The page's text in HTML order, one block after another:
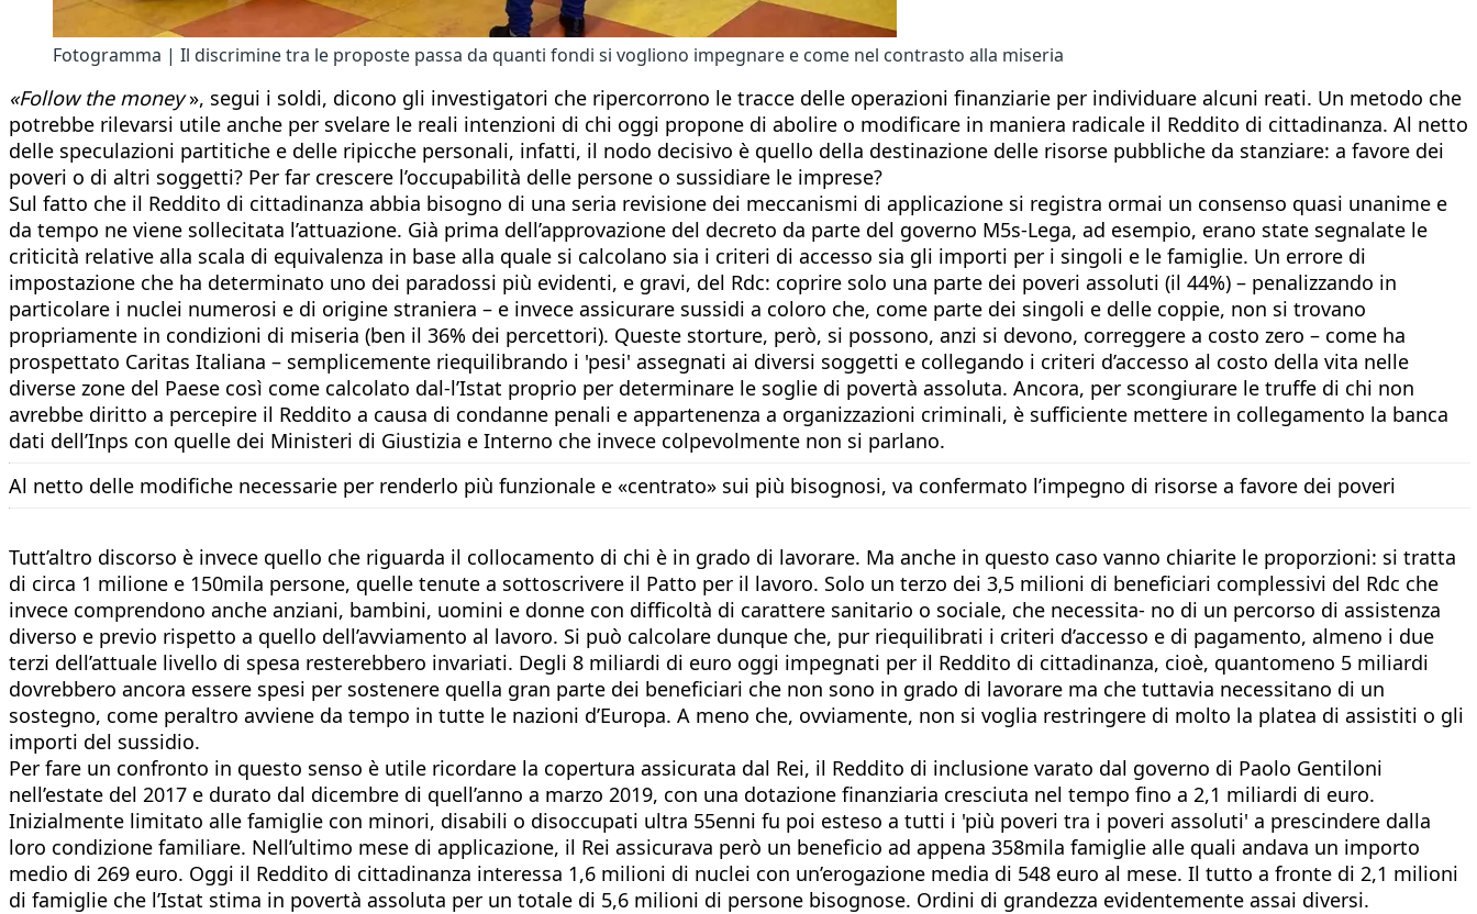
Fotogramma | Il discrimine tra le proposte passa da quanti fondi si vogliono impegnare e come nel contrasto alla miseria
«Follow the money», segui i soldi, dicono gli investigatori che ripercorrono le tracce delle operazioni finanziarie per individuare alcuni reati. Un metodo che
potrebbe rilevarsi utile anche per svelare le reali intenzioni di chi oggi propone di abolire o modificare in maniera radicale il Reddito di cittadinanza. Al netto
delle speculazioni partitiche e delle ripicche personali, infatti, il nodo decisivo è quello della destinazione delle risorse pubbliche da stanziare: a favore dei
poveri o di altri soggetti? Per far crescere l’occupabilità delle persone o sussidiare le imprese?
Sul fatto che il Reddito di cittadinanza abbia bisogno di una seria revisione dei meccanismi di applicazione si registra ormai un consenso quasi unanime e
da tempo ne viene sollecitata l’attuazione. Già prima dell’approvazione del decreto da parte del governo M5s-Lega, ad esempio, erano state segnalate le
criticità relative alla scala di equivalenza in base alla quale si calcolano sia i criteri di accesso sia gli importi per i singoli e le famiglie. Un errore di
impostazione che ha determinato uno dei paradossi più evidenti, e gravi, del Rdc: coprire solo una parte dei poveri assoluti (il 44%) – penalizzando in
particolare i nuclei numerosi e di origine straniera – e invece assicurare sussidi a coloro che, come parte dei singoli e delle coppie, non si trovano
propriamente in condizioni di miseria (ben il 36% dei percettori). Queste storture, però, si possono, anzi si devono, correggere a costo zero – come ha
prospettato Caritas Italiana – semplicemente riequilibrando i 'pesi' assegnati ai diversi soggetti e collegando i criteri d’accesso al costo della vita nelle
diverse zone del Paese così come calcolato dal-l’Istat proprio per determinare le soglie di povertà assoluta. Ancora, per scongiurare le truffe di chi non
avrebbe diritto a percepire il Reddito a causa di condanne penali e appartenenza a organizzazioni criminali, è sufficiente mettere in collegamento la banca
dati dell’Inps con quelle dei Ministeri di Giustizia e Interno che invece colpevolmente non si parlano.
Al netto delle modifiche necessarie per renderlo più funzionale e «centrato» sui più bisognosi, va confermato l’impegno di risorse a favore dei poveri
Tutt’altro discorso è invece quello che riguarda il collocamento di chi è in grado di lavorare. Ma anche in questo caso vanno chiarite le proporzioni: si tratta
di circa 1 milione e 150mila persone, quelle tenute a sottoscrivere il Patto per il lavoro. Solo un terzo dei 3,5 milioni di beneficiari complessivi del Rdc che
invece comprendono anche anziani, bambini, uomini e donne con difficoltà di carattere sanitario o sociale, che necessita- no di un percorso di assistenza
diverso e previo rispetto a quello dell’avviamento al lavoro. Si può calcolare dunque che, pur riequilibrati i criteri d’accesso e di pagamento, almeno i due
terzi dell’attuale livello di spesa resterebbero invariati. Degli 8 miliardi di euro oggi impegnati per il Reddito di cittadinanza, cioè, quantomeno 5 miliardi
dovrebbero ancora essere spesi per sostenere quella gran parte dei beneficiari che non sono in grado di lavorare ma che tuttavia necessitano di un
sostegno, come peraltro avviene da tempo in tutte le nazioni d’Europa. A meno che, ovviamente, non si voglia restringere di molto la platea di assistiti o gli
importi del sussidio.
Per fare un confronto in questo senso è utile ricordare la copertura assicurata dal Rei, il Reddito di inclusione varato dal governo di Paolo Gentiloni
nell’estate del 2017 e durato dal dicembre di quell’anno a marzo 2019, con una dotazione finanziaria cresciuta nel tempo fino a 2,1 miliardi di euro.
Inizialmente limitato alle famiglie con minori, disabili o disoccupati ultra 55enni fu poi esteso a tutti i 'più poveri tra i poveri assoluti' a prescindere dalla
loro condizione familiare. Nell’ultimo mese di applicazione, il Rei assicurava però un beneficio ad appena 358mila famiglie alle quali andava un importo
medio di 269 euro. Oggi il Reddito di cittadinanza interessa 1,6 milioni di nuclei con un’erogazione media di 548 euro al mese. Il tutto a fronte di 2,1 milioni
di famiglie che l’Istat stima in povertà assoluta per un totale di 5,6 milioni di persone bisognose. Ordini di grandezza evidentemente assai diversi.